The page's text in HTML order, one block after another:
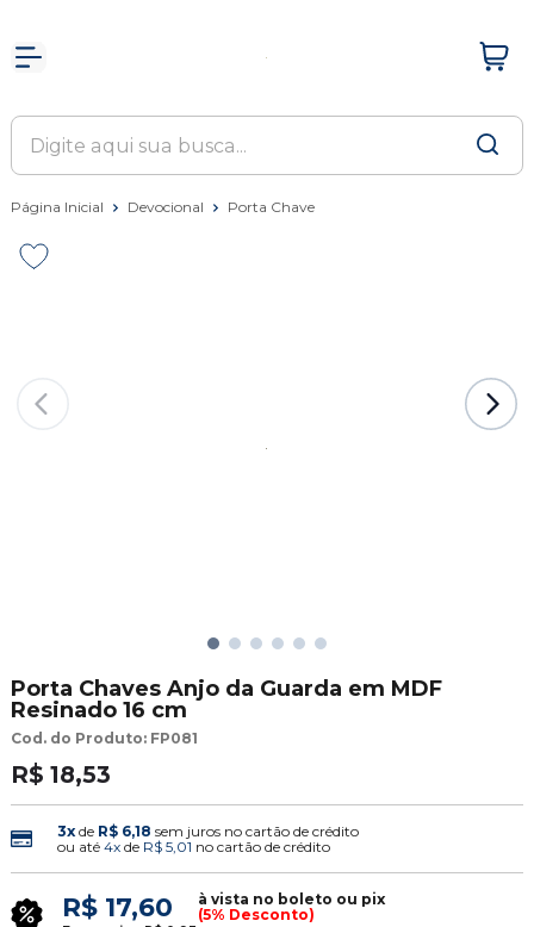
Página Inicial Devocional Porta Chave
Porta Chaves Anjo da Guarda em MDF
Resinado 16 cm
Cod. do Produto: FP081
R$ 18,53
3xde R$ 6,18 sem juros no cartão de crédito
ou até 4xde R$ 5,01 no cartão de crédito
R$ 17,60
à vista no boleto ou pix
(5% Desconto)